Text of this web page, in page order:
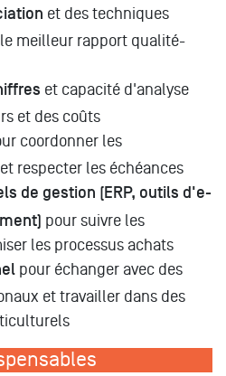
et des techniques
meilleur rapport qualité-
et capacité d'analyse
et des coûts
coordonner les
respecter les échéances
de gestion (ERP, outils d'e-
pour suivre les
les processus achats
pour échanger avec des
et travailler dans des